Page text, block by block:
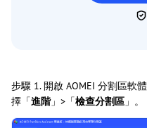
步驟 1. 開啟 AOMEI 分割區軟
擇「進階」>「檢查分割區 」。